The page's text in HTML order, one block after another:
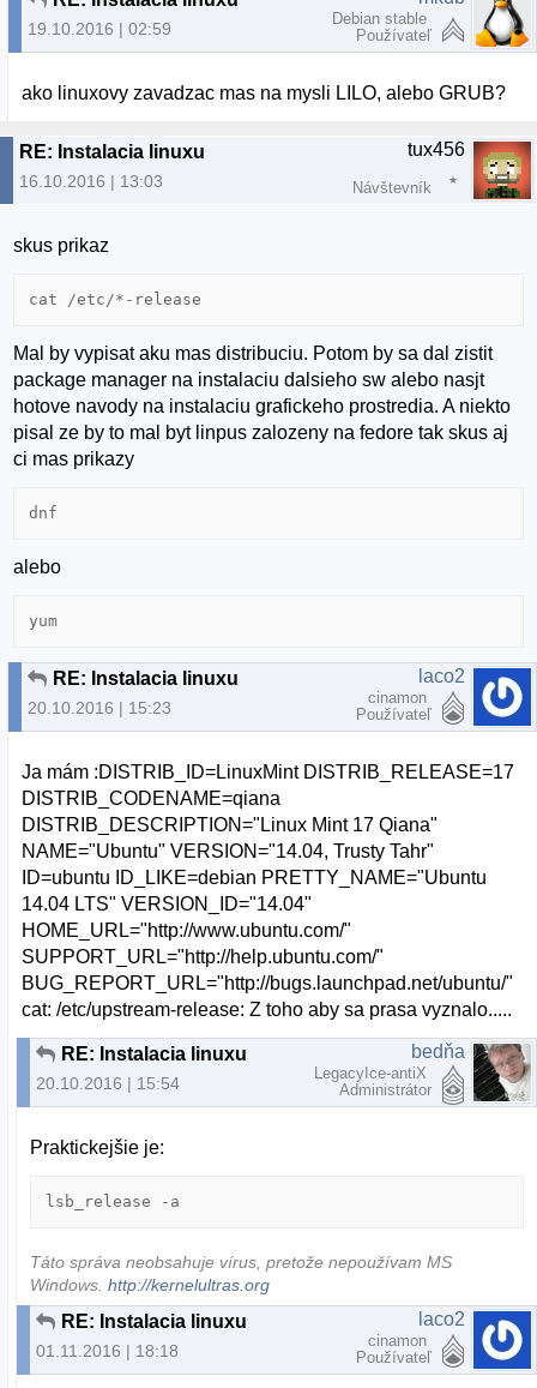
19.10.2016 | 02:59
Debian stable
Používateľ
ako linuxovy zavadzac mas na mysli LILO, alebo GRUB?
RE: Instalacia linuxu
16.10.2016 | 13:03
tux456
Návštevník
skus prikaz
cat /etc/*-release
Mal by vypisat aku mas distribuciu. Potom by sa dal zistit
package manager na instalaciu dalsieho sw alebo nasjt
hotove navody na instalaciu grafickeho prostredia. A niekto
pisal ze by to mal byt linpus zalozeny na fedore tak skus aj
ci mas prikazy
dnf
alebo
yum
RE: Instalacia linuxu
20.10.2016 | 15:23
laco2
cinamon
Používateľ
Ja mám :DISTRIB_ID=LinuxMint DISTRIB_RELEASE=17
DISTRIB_CODENAME=qiana
DISTRIB_DESCRIPTION="Linux Mint 17 Qiana"
NAME="Ubuntu" VERSION="14.04, Trusty Tahr"
ID=ubuntu ID_LIKE=debian PRETTY_NAME="Ubuntu
14.04 LTS" VERSION_ID="14.04"
HOME_URL="http://www.ubuntu.com/"
SUPPORT_URL="http://help.ubuntu.com/"
BUG_REPORT_URL="http://bugs.launchpad.net/ubuntu/"
cat: /etc/upstream-release: Z toho aby sa prasa vyznalo.....
RE: Instalacia linuxu
20.10.2016 | 15:54
bedňa
LegacyIce-antiX
Administrátor
Praktickejšie je:
lsb_release -a
Táto správa neobsahuje vírus, pretože nepoužívam MS
Windows.http://kernelultras.org
RE: Instalacia linuxu
01.11.2016 | 18:18
laco2
cinamon
Používateľ